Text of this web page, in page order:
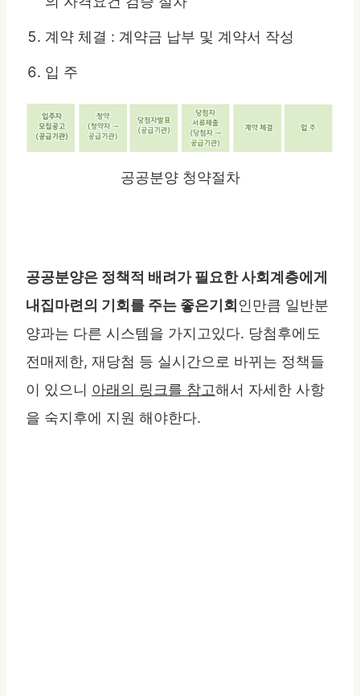
계약 체결 : 계약금 납부 및 계약서 작성
입 주
공공분양 청약절차
공공분양은 정책적 배려가 필요한 사회계층에게
내집마련의 기회를 주는 좋은기회 인만큼 일반분
양과는 다른 시스템을 가지고있다. 당첨후에도
전매제한, 재당첨 등 실시간으로 바뀌는 정책들
이 있으니 아래의 링크를 참고해서 자세한 사항
을 숙지후에 지원 해야한다.